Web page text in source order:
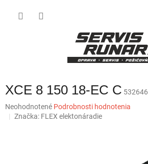
XCE 8 150 18-EC C 532646
Priemerné
hodnotenie
Neohodnotené Podrobnosti hodnotenia
Značka: FLEX elektonáradie